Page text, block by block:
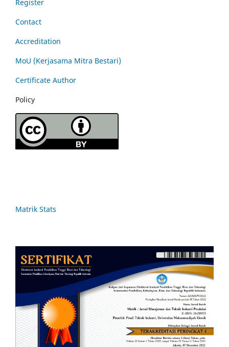
Register
Contact
Accreditation
MoU (Kerjasama Mitra Bestari)
Certificate Author
Policy
Matrik Stats